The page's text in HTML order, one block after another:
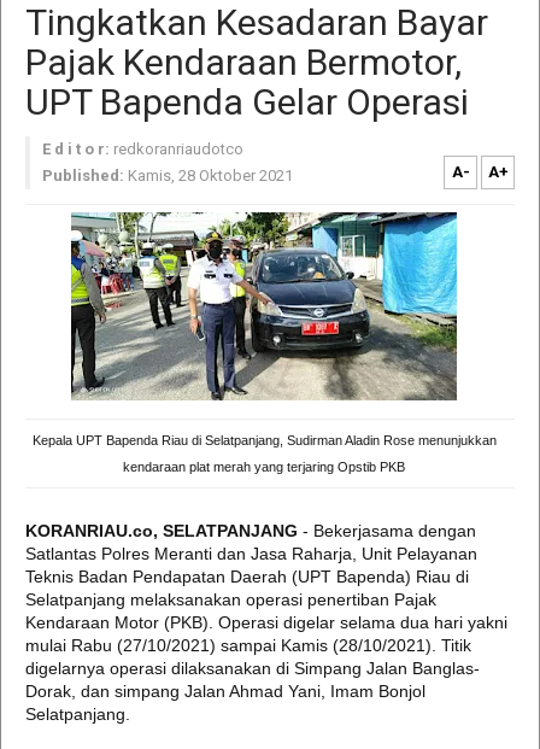
Tingkatkan Kesadaran Bayar
Pajak Kendaraan Bermotor,
UPT Bapenda Gelar Operasi
E d i t o r: redkoranriaudotco
Published: Kamis, 28 Oktober 2021 A- A+
Kepala UPT Bapenda Riau di Selatpanjang, Sudirman Aladin Rose menunjukkan
kendaraan plat merah yang terjaring Opstib PKB
KORANRIAU.co, SELATPANJANG - Bekerjasama dengan
Satlantas Polres Meranti dan Jasa Raharja, Unit Pelayanan
Teknis Badan Pendapatan Daerah (UPT Bapenda) Riau di
Selatpanjang melaksanakan operasi penertiban Pajak
Kendaraan Motor (PKB). Operasi digelar selama dua hari yakni
mulai Rabu (27/10/2021) sampai Kamis (28/10/2021). Titik
digelarnya operasi dilaksanakan di Simpang Jalan Banglas-
Dorak, dan simpang Jalan Ahmad Yani, Imam Bonjol
Selatpanjang.